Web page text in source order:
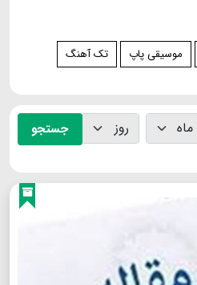
موسیقی پاپ تک آهنگ
جستجو